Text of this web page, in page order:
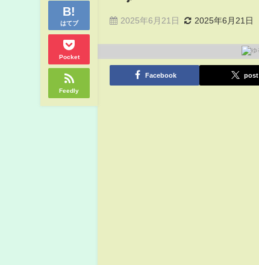
はてブ
Pocket
Feedly
2025年6月21日 2025年6月21日
Facebook post